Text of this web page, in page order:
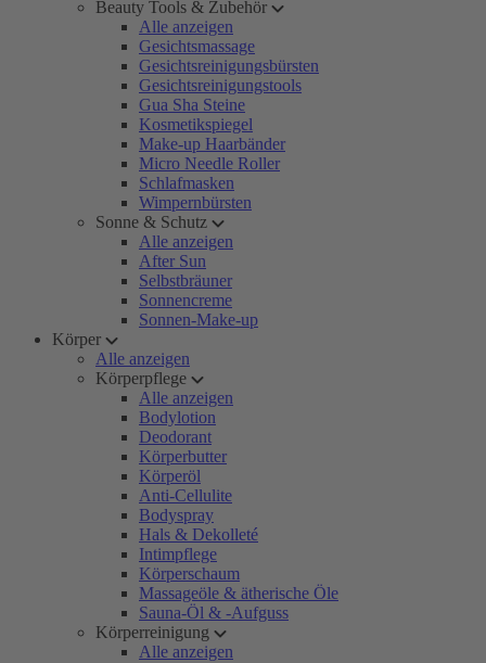
Beauty Tools & Zubehör
Alle anzeigen
Gesichtsmassage
Gesichtsreinigungsbürsten
Gesichtsreinigungstools
Gua Sha Steine
Kosmetikspiegel
Make-up Haarbänder
Micro Needle Roller
Schlafmasken
Wimpernbürsten
Sonne & Schutz
Alle anzeigen
After Sun
Selbstbräuner
Sonnencreme
Sonnen-Make-up
Körper
Alle anzeigen
Körperpflege
Alle anzeigen
Bodylotion
Deodorant
Körperbutter
Körperöl
Anti-Cellulite
Bodyspray
Hals & Dekolleté
Intimpflege
Körperschaum
Massageöle & ätherische Öle
Sauna-Öl & -Aufguss
Körperreinigung
Alle anzeigen